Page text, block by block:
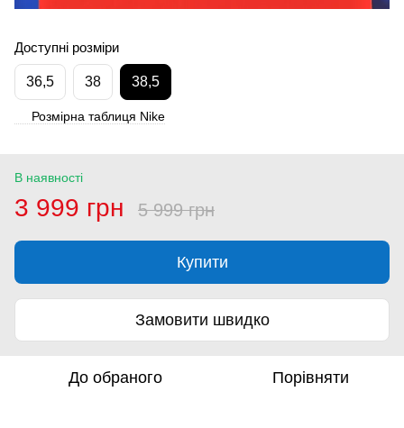
Доступні розміри
36,5 38 38,5
Розмірна таблиця Nike
В наявності
3 999 грн 5 999 грн
Купити
Замовити швидко
До обраного Порівняти